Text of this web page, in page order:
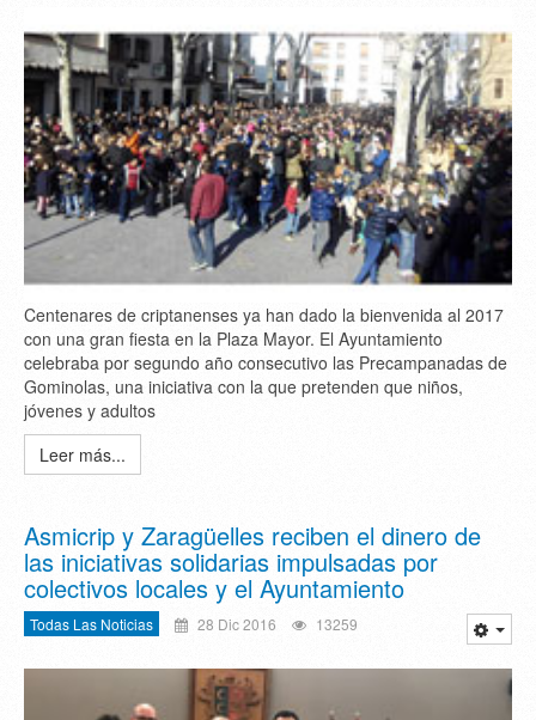
Centenares de criptanenses ya han dado la bienvenida al 2017
con una gran fiesta en la Plaza Mayor. El Ayuntamiento
celebraba por segundo año consecutivo las Precampanadas de
Gominolas, una iniciativa con la que pretenden que niños,
jóvenes y adultos
Leer más...
Asmicrip y Zaragüelles reciben el dinero de
las iniciativas solidarias impulsadas por
colectivos locales y el Ayuntamiento
Todas Las Noticias 28 Dic 2016 13259